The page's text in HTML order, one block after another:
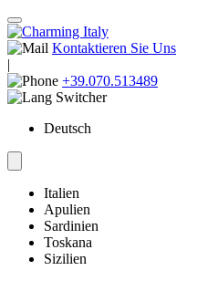
Kontaktieren Sie Uns
|
+39.070.513489
Deutsch
Italien
Apulien
Sardinien
Toskana
Sizilien